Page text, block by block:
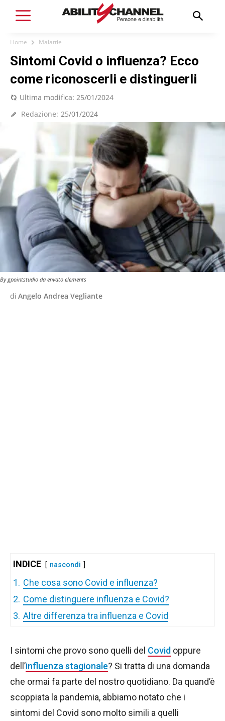
Home Malattie
Sintomi Covid o influenza? Ecco
come riconoscerli e distinguerli
Ultima modifica: 25/01/2024
Redazione: 25/01/2024
By gpointstudio da envato elements
di Angelo Andrea Vegliante
INDICE nascondi
1. Che cosa sono Covid e influenza?
2. Come distinguere influenza e Covid?
3. Altre differenza tra influenza e Covid
I sintomi che provo sono quelli del Covid oppure
dell’influenza stagionale? Si tratta di una domanda
che ormai fa parte del nostro quotidiano. Da quand’è
scoppiata la pandemia, abbiamo notato che i
sintomi del Covid sono molto simili a quelli